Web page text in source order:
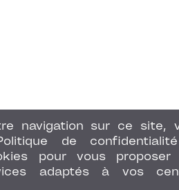
navigation sur ce site,
de
pour vous proposer
adaptés à vos